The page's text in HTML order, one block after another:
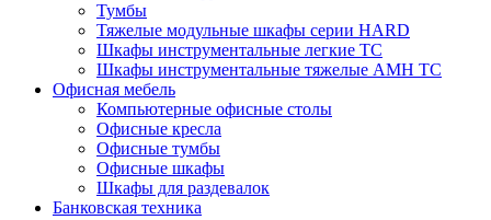
Тумбы
Тяжелые модульные шкафы серии HARD
Шкафы инструментальные легкие ТС
Шкафы инструментальные тяжелые AMH TC
Офисная мебель
Компьютерные офисные столы
Офисные кресла
Офисные тумбы
Офисные шкафы
Шкафы для раздевалок
Банковская техника